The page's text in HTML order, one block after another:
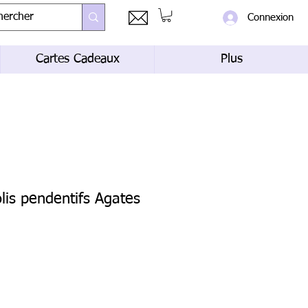
Connexion
Cartes Cadeaux Plus
pendentifs Agates